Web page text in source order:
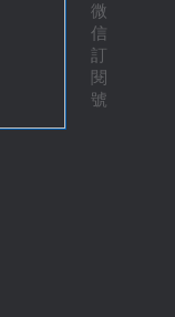
微
信
訂
閱
號